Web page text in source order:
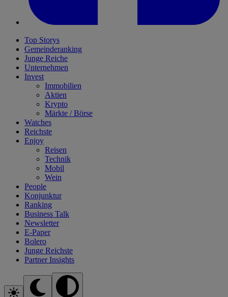
Top Storys
Gemeinderanking
Junge Reiche
Unternehmen
Invest
Immobilien
Aktien
Krypto
Märkte / Börse
Watches
Reichste
Enjoy
Reisen
Technik
Mobil
Wein
People
Konjunktur
Ranking
Business Talk
Newsletter
E-Paper
Bolero
Junge Reichste
Partner Insights